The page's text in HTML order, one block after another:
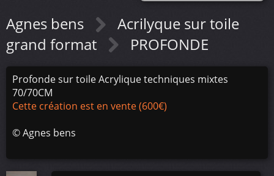
Agnes bens
Acrilyque sur toile
grand format
PROFONDE
Profonde sur toile Acrylique techniques mixtes
70/70CM
Cette création est en vente (600€)
©Agnes bens